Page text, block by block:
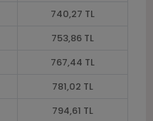
740,27 TL
753,86 TL
767,44 TL
781,02 TL
794,61 TL